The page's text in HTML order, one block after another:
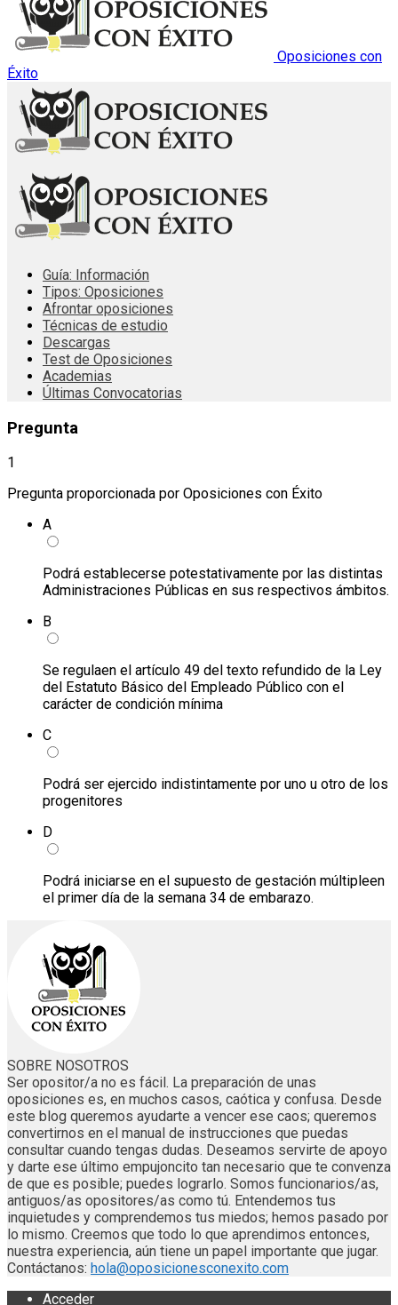
Oposiciones con
Éxito
Guía: Información
Tipos: Oposiciones
Afrontar oposiciones
Técnicas de estudio
Descargas
Test de Oposiciones
Academias
Últimas Convocatorias
Pregunta
1
Pregunta proporcionada por Oposiciones con Éxito
A
Podrá establecerse potestativamente por las distintas
Administraciones Públicas en sus respectivos ámbitos.
B
Se regulaen el artículo 49 del texto refundido de la Ley
del Estatuto Básico del Empleado Público con el
carácter de condición mínima
C
Podrá ser ejercido indistintamente por uno u otro de los
progenitores
D
Podrá iniciarse en el supuesto de gestación múltipleen
el primer día de la semana 34 de embarazo.
SOBRE NOSOTROS
Ser opositor/a no es fácil. La preparación de unas
oposiciones es, en muchos casos, caótica y confusa. Desde
este blog queremos ayudarte a vencer ese caos; queremos
convertirnos en el manual de instrucciones que puedas
consultar cuando tengas dudas. Deseamos servirte de apoyo
y darte ese último empujoncito tan necesario que te convenza
de que es posible; puedes lograrlo. Somos funcionarios/as,
antiguos/as opositores/as como tú. Entendemos tus
inquietudes y comprendemos tus miedos; hemos pasado por
lo mismo. Creemos que todo lo que aprendimos entonces,
nuestra experiencia, aún tiene un papel importante que jugar.
Contáctanos: hola@oposicionesconexito.com
Acceder